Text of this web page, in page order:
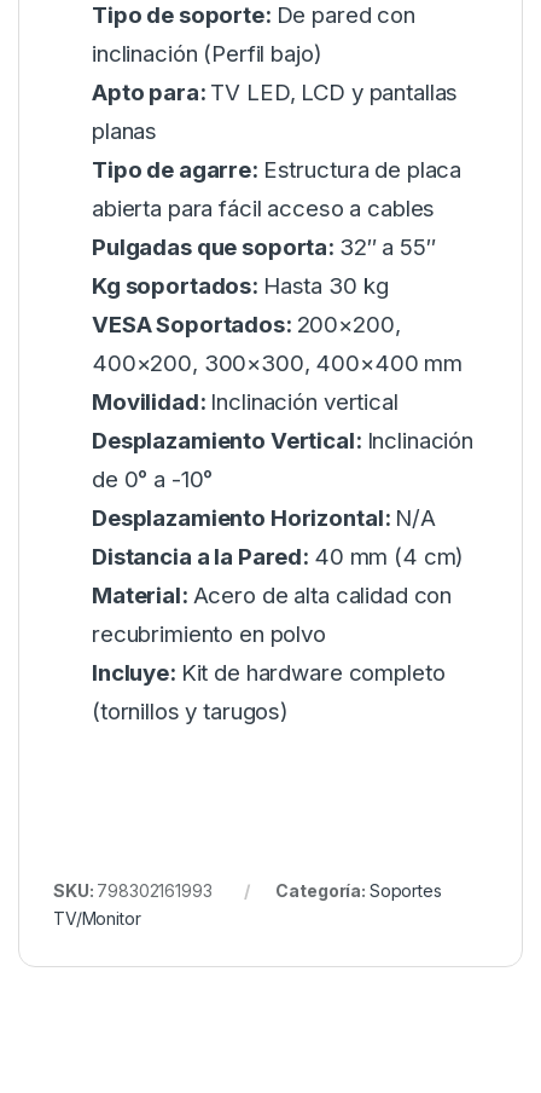
Tipo de soporte: De pared con
inclinación (Perfil bajo)
Apto para: TV LED, LCD y pantallas
planas
Tipo de agarre: Estructura de placa
abierta para fácil acceso a cables
Pulgadas que soporta: 32″ a 55″
Kg soportados: Hasta 30 kg
VESA Soportados: 200×200,
400×200, 300×300, 400×400 mm
Movilidad: Inclinación vertical
Desplazamiento Vertical: Inclinación
de 0° a -10°
Desplazamiento Horizontal: N/A
Distancia a la Pared: 40 mm (4 cm)
Material: Acero de alta calidad con
recubrimiento en polvo
Incluye: Kit de hardware completo
(tornillos y tarugos)
SKU: 798302161993 Categoría: Soportes
TV/Monitor